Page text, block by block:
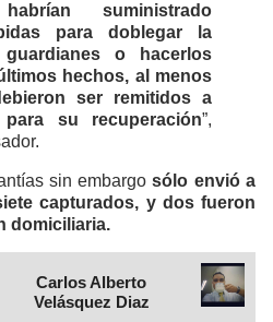
suministrado
para doblegar la
o hacerlos
hechos, al menos
ser remitidos a
su recuperación”,
sin embargosólo envió a
capturados, y dos fueron
domiciliaria.
Carlos Alberto
Velásquez Diaz